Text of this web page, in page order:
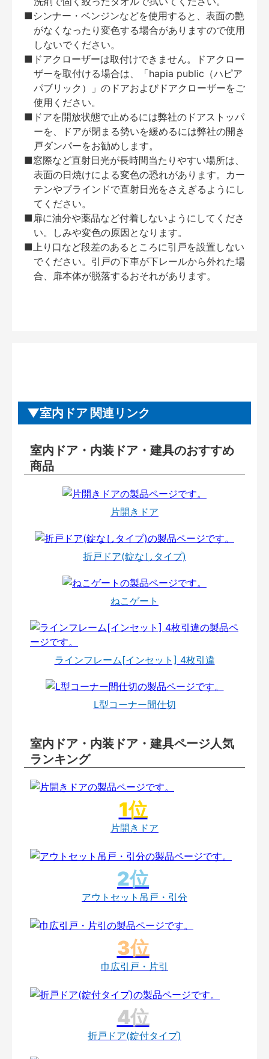
■シンナー・ベンジンなどを使用すると、表面の艶
がなくなったり変色する場合がありますので使用
しないでください。
■ドアクローザーは取付けできません。ドアクロー
ザーを取付ける場合は、「hapia public（ハピア
パブリック）」のドアおよびドアクローザーをご
使用ください。
■ドアを開放状態で止めるには弊社のドアストッパ
ーを、ドアが閉まる勢いを緩めるには弊社の開き
戸ダンパーをお勧めします。
■窓際など直射日光が長時間当たりやすい場所は、
表面の日焼けによる変色の恐れがあります。カー
テンやブラインドで直射日光をさえぎるようにし
てください。
■扉に油分や薬品など付着しないようにしてくださ
い。しみや変色の原因となります。
■上り口など段差のあるところに引戸を設置しない
でください。引戸の下車が下レールから外れた場
合、扉本体が脱落するおそれがあります。
室内ドア 関連リンク
室内ドア・内装ドア・建具のおすすめ
商品
片開きドア
折戸ドア(錠なしタイプ)
ねこゲート
ラインフレーム[インセット] 4枚引違
L型コーナー間仕切
室内ドア・内装ドア・建具ページ人気
ランキング
片開きドア
アウトセット吊戸・引分
巾広引戸・片引
折戸ドア(錠付タイプ)